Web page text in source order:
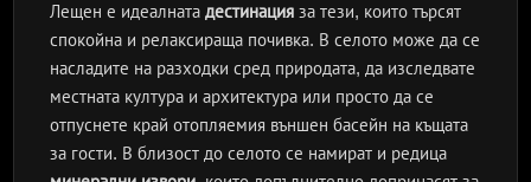
Лещен е идеалнатадестинация за тези, които търсят
спокойна и релаксираща почивка. В селото може да се
насладите на разходки сред природата, да изследвате
местната култура и архитектура или просто да се
отпуснете край отопляемия външен басейн на къщата
за гости. В близост до селото се намират и редица